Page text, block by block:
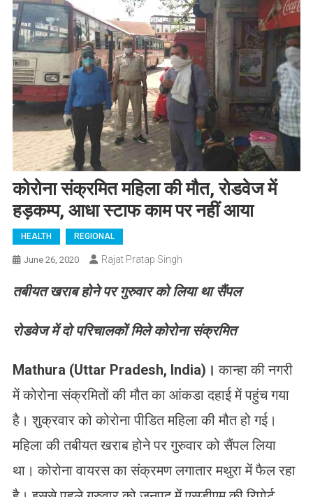
कोरोना संक्रमित महिला की मौत, रोडवेज में
हड़कम्प, आधा स्टाफ काम पर नहीं आया
HEALTH REGIONAL
June 26, 2020 Rajat Pratap Singh
तबीयत खराब होने पर गुरुवार को लिया था सैंपल
रोडवेज में दो परिचालकों मिले कोरोना संक्रमित
Mathura (Uttar Pradesh, India)। कान्हा की नगरी
में कोरोना संक्रमितों की मौत का आंकडा दहाई में पहुंच गया
है। शुक्रवार को कोरोना पीडित महिला की मौत हो गई।
महिला की तबीयत खराब होने पर गुरुवार को सैंपल लिया
था। कोरोना वायरस का संक्रमण लगातार मथुरा में फैल रहा